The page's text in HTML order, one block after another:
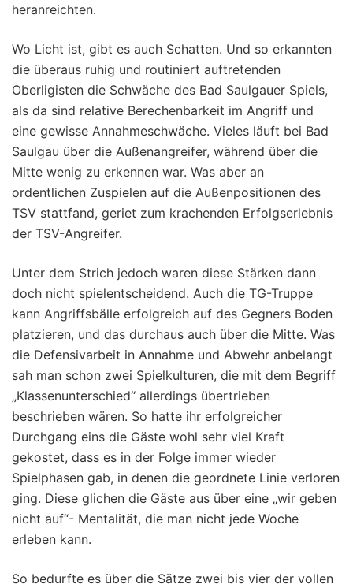
heranreichten.
Wo Licht ist, gibt es auch Schatten. Und so erkannten
die überaus ruhig und routiniert auftretenden
Oberligisten die Schwäche des Bad Saulgauer Spiels,
als da sind relative Berechenbarkeit im Angriff und
eine gewisse Annahmeschwäche. Vieles läuft bei Bad
Saulgau über die Außenangreifer, während über die
Mitte wenig zu erkennen war. Was aber an
ordentlichen Zuspielen auf die Außenpositionen des
TSV stattfand, geriet zum krachenden Erfolgserlebnis
der TSV-Angreifer.
Unter dem Strich jedoch waren diese Stärken dann
doch nicht spielentscheidend. Auch die TG-Truppe
kann Angriffsbälle erfolgreich auf des Gegners Boden
platzieren, und das durchaus auch über die Mitte. Was
die Defensivarbeit in Annahme und Abwehr anbelangt
sah man schon zwei Spielkulturen, die mit dem Begriff
„Klassenunterschied“ allerdings übertrieben
beschrieben wären. So hatte ihr erfolgreicher
Durchgang eins die Gäste wohl sehr viel Kraft
gekostet, dass es in der Folge immer wieder
Spielphasen gab, in denen die geordnete Linie verloren
ging. Diese glichen die Gäste aus über eine „wir geben
nicht auf“- Mentalität, die man nicht jede Woche
erleben kann.
So bedurfte es über die Sätze zwei bis vier der vollen